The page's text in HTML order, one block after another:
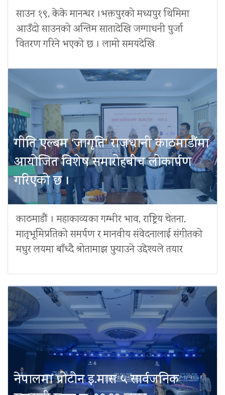
साउन १९, केके मानन्धर ।भक्तपुरको मध्यपुर थिमिमा
आउँदो साउनको अन्तिम सातादेखि जग्गाधनी पुर्जा
वितरण गरिने भएको छ । लामो समयदेखि
गीति एल्बम ‘जागृति’ राजधानी काठमाडौंमा
आयोजित विशेष समारोहबीच लोकार्पण
गरिएको छ ।
काठमाडौं । महाकाव्यका गम्भीर भाव, राष्ट्रिय चेतना,
मातृभूमिप्रतिको समर्पण र मानवीय संवेदनालाई संगीतको
मधुर लयमा बाँध्दै श्रोतामाझ पुर्‍याउने उद्देश्यले तयार
नेपालमा प्रोटोन इ.मास ५ सार्वजनिक